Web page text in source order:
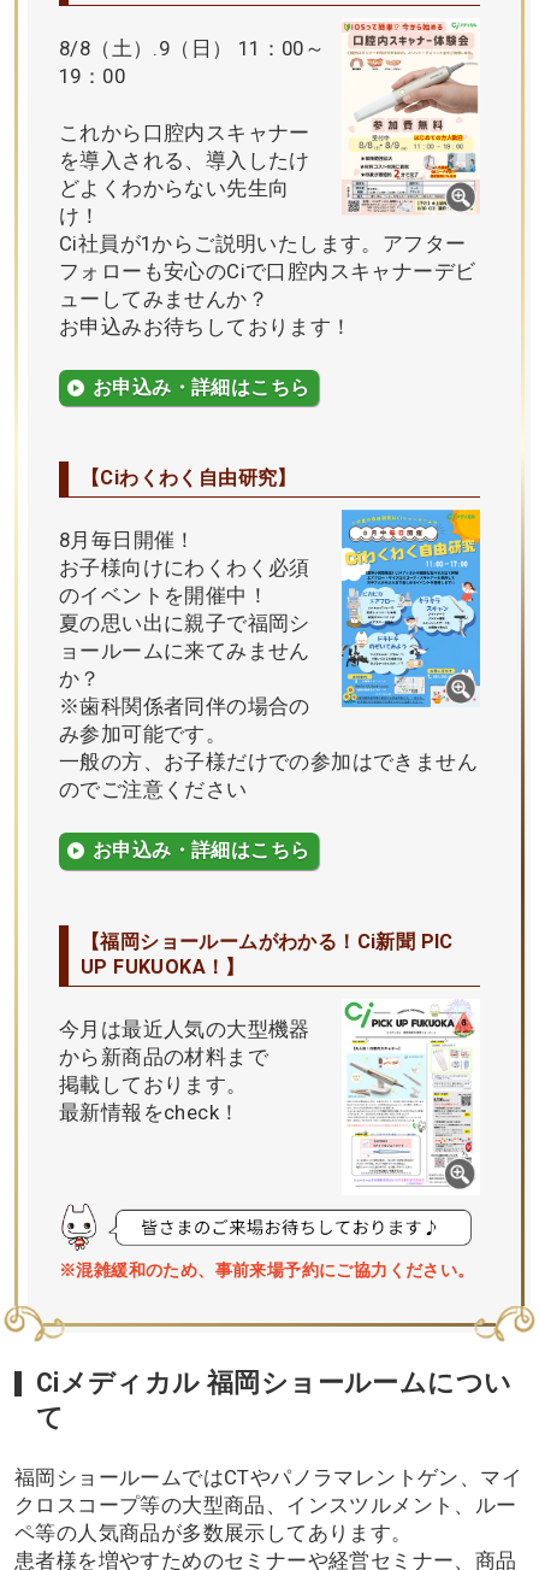
8/8（土）.9（日） 11：00～
19：00
これから口腔内スキャナー
を導入される、導入したけ
どよくわからない先生向
け！
Ci社員が1からご説明いたします。アフター
フォローも安心のCiで口腔内スキャナーデビ
ューしてみませんか？
お申込みお待ちしております！
お申込み・詳細はこちら
【Ciわくわく自由研究】
8月毎日開催！
お子様向けにわくわく必須
のイベントを開催中！
夏の思い出に親子で福岡シ
ョールームに来てみません
か？
※歯科関係者同伴の場合の
み参加可能です。
一般の方、お子様だけでの参加はできません
のでご注意ください
お申込み・詳細はこちら
【福岡ショールームがわかる！Ci新聞 PIC
UP FUKUOKA！】
今月は最近人気の大型機器
から新商品の材料まで
掲載しております。
最新情報をcheck！
※混雑緩和のため、事前来場予約にご協力ください。
Ciメディカル 福岡ショールームについ
て
福岡ショールームではCTやパノラマレントゲン、マイ
クロスコープ等の大型商品、インスツルメント、ルー
ペ等の人気商品が多数展示してあります。
患者様を増やすためのセミナーや経営セミナー、商品